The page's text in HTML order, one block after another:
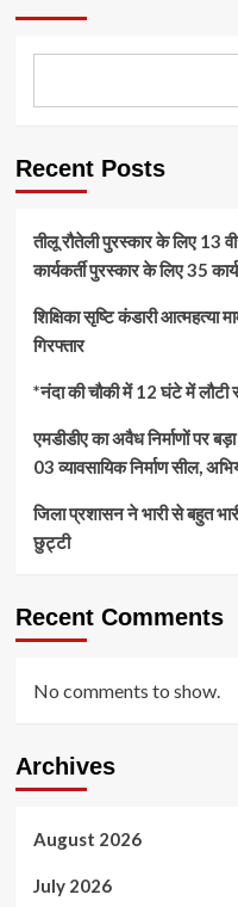
Recent Posts
तीलू रौतेली पुरस्कार के लिए 13
कार्यकर्ती पुरस्कार के लिए 35
शिक्षिका सृष्टि कंडारी
गिरफ्तार
*नंदा की चौकी में 12 घंटे में लौटी
एमडीडीए का अवैध निर्माणों पर
03 व्यावसायिक निर्माण सील,
जिला प्रशासन ने भारी से बहुत
छुट्टी
Recent Comments
No comments to show.
Archives
August 2026
July 2026